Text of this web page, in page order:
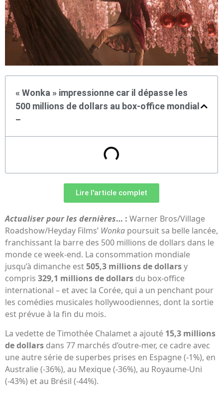
« Wonka » impressionne car il dépasse les
500 millions de dollars au box-office mondial
–
Lire l'article complet
Actualiser pour les dernières… : Warner Bros/Village
Roadshow/Heyday Films’ Wonka poursuit sa belle lancée,
franchissant la barre des 500 millions de dollars dans le
monde ce week-end. La consommation mondiale
jusqu’à dimanche est505,3 millions de dollarsy
compris 329,1 millions de dollars du box-office
international – et avec la Corée, qui a un penchant pour
les comédies musicales hollywoodiennes, dont la sortie
est prévue à la fin du mois.
La vedette de Timothée Chalamet a ajouté 15,3 millions
de dollars dans 77 marchés d’outre-mer, ce cadre avec
une autre série de superbes prises en Espagne (-1%), en
Australie (-36%), au Mexique (-36%), au Royaume-Uni
(-43%) et au Brésil (-44%).